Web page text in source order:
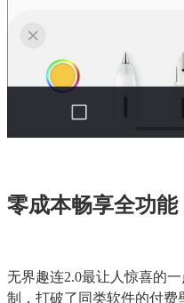
零成本畅享全功能
无界趣连2.0最让人惊喜的
制，打破了同类软件的付